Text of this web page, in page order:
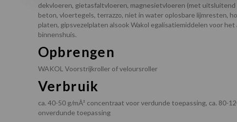
dekvloeren, gietasfaltvloeren, magnesietvloeren (met uitsluitend
beton, vloertegels, terrazzo, niet in water oplosbare lijmresten,
platen, gipsvezelplaten alsook Wakol egalisatiemiddelen voor
binnenshuis.
Opbrengen
WAKOL Voorstrijkroller of veloursroller
Verbruik
ca. 40-50 g/mÂ² concentraat voor verdunde toepassing, ca. 80-
onverdunde toepassing